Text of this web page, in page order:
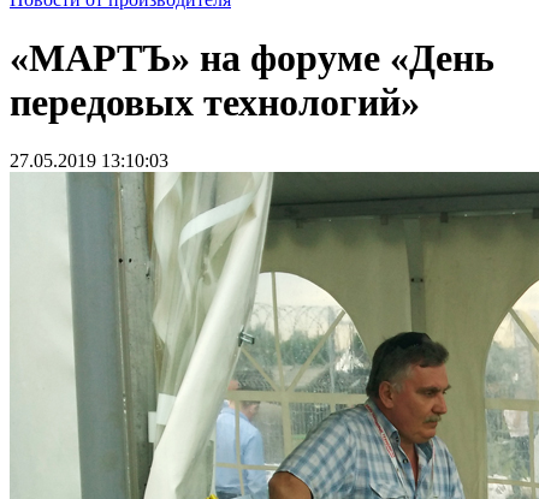
«МАРТЪ» на форуме «День
передовых технологий»
27.05.2019 13:10:03